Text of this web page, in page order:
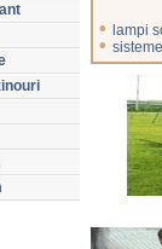
• lampi
•